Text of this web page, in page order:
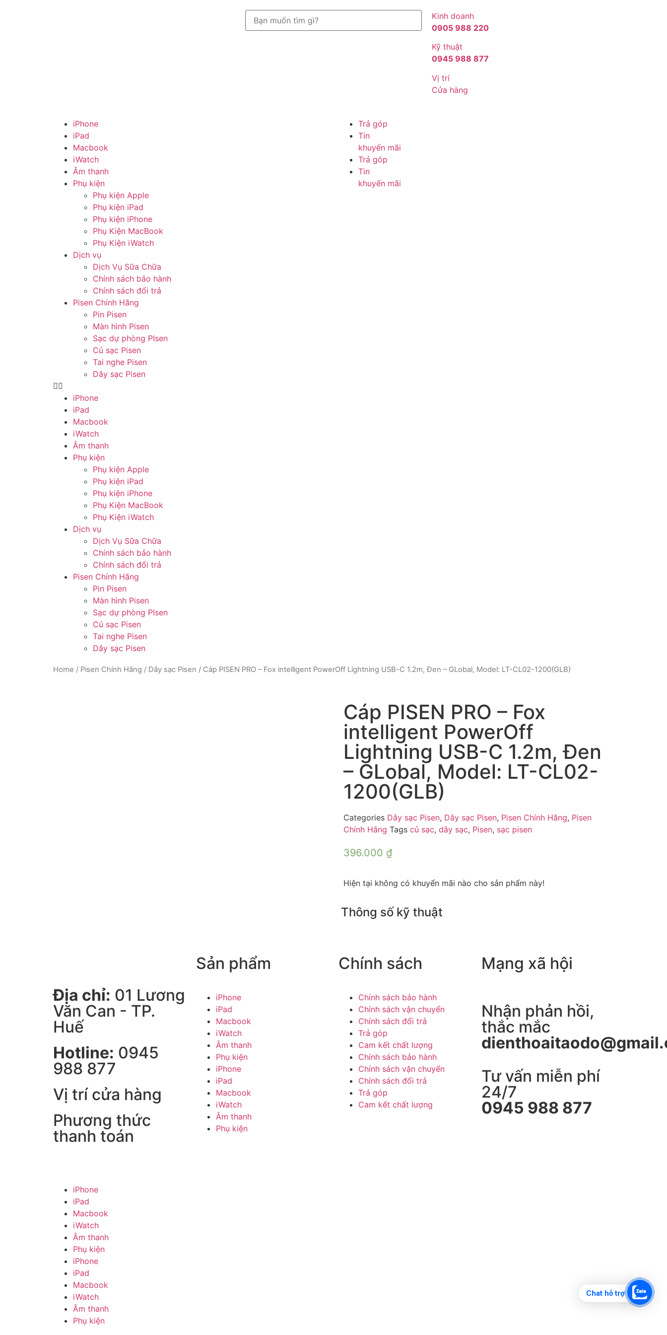
Kinh doanh
0905 988 220
Kỹ thuật
0945 988 877
Vị trí
Cửa hàng
iPhone
iPad
Macbook
iWatch
Âm thanh
Phụ kiện
Phụ kiện Apple
Phụ kiện iPad
Phụ kiện iPhone
Phụ Kiện MacBook
Phụ Kiện iWatch
Dịch vụ
Dịch Vụ Sữa Chữa
Chính sách bảo hành
Chính sách đổi trả
Pisen Chính Hãng
Pin Pisen
Màn hình Pisen
Sạc dự phòng PIsen
Củ sạc Pisen
Tai nghe Pisen
Dây sạc Pisen
iPhone
iPad
Macbook
iWatch
Âm thanh
Phụ kiện
Phụ kiện Apple
Phụ kiện iPad
Phụ kiện iPhone
Phụ Kiện MacBook
Phụ Kiện iWatch
Dịch vụ
Dịch Vụ Sữa Chữa
Chính sách bảo hành
Chính sách đổi trả
Pisen Chính Hãng
Pin Pisen
Màn hình Pisen
Sạc dự phòng PIsen
Củ sạc Pisen
Tai nghe Pisen
Dây sạc Pisen
Trả góp
Tin
khuyến mãi
Trả góp
Tin
khuyến mãi
Home / Pisen Chính Hãng / Dây sạc Pisen / Cáp PISEN PRO – Fox intelligent PowerOff Lightning USB-C 1.2m, Đen – GLobal, Model: LT-CL02-1200(GLB)
Cáp PISEN PRO – Fox
intelligent PowerOff
Lightning USB-C 1.2m, Đen
– GLobal, Model: LT-CL02-
1200(GLB)
Categories Dây sạc Pisen, Dây sạc Pisen, Pisen Chính Hãng, Pisen
Chính Hãng Tags củ sạc, dây sạc, Pisen, sạc pisen
396.000 ₫
Hiện tại không có khuyến mãi nào cho sản phẩm này!
Thông số kỹ thuật
Địa chỉ: 01 Lương
Văn Can - TP.
Huế
Hotline: 0945
988 877
Vị trí cửa hàng
Phương thức
thanh toán
Sản phẩm
iPhone
iPad
Macbook
iWatch
Âm thanh
Phụ kiện
iPhone
iPad
Macbook
iWatch
Âm thanh
Phụ kiện
Chính sách
Chính sách bảo hành
Chính sách vận chuyển
Chính sách đổi trả
Trả góp
Cam kết chất lượng
Chính sách bảo hành
Chính sách vận chuyển
Chính sách đổi trả
Trả góp
Cam kết chất lượng
Mạng xã hội
Nhận phản hồi,
thắc mắc
Tư vấn miễn phí
24/7
0945 988 877
iPhone
iPad
Macbook
iWatch
Âm thanh
Phụ kiện
iPhone
iPad
Macbook
iWatch
Âm thanh
Phụ kiện
Chat hỗ trợ